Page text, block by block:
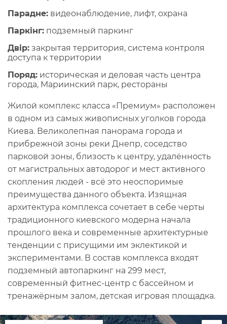
Парадне: видеонаблюдение, лифт, охрана
Паркінг: подземный паркинг
Двір: закрытая территория, система контроля
доступа к территории
Поряд: историческая и деловая часть центра
города, Мариинский парк, рестораны
Жилой комплекс класса «Премиум» расположен
в одном из самых живописных уголков города
Киева. Великолепная панорама города и
прибрежной зоны реки Днепр, соседство
парковой зоны, близость к центру, удалённость
от магистральных автодорог и мест активного
скопления людей - всё это неоспоримые
преимущества данного объекта. Изящная
архитектура комплекса сочетает в себе черты
традиционного киевского модерна начала
прошлого века и современные архитектурные
тенденции с присущими им эклектикой и
экспериментами. В состав комплекса входят
подземный автопаркинг на 299 мест,
современный фитнес-центр с бассейном и
тренажёрным залом, детская игровая площадка.